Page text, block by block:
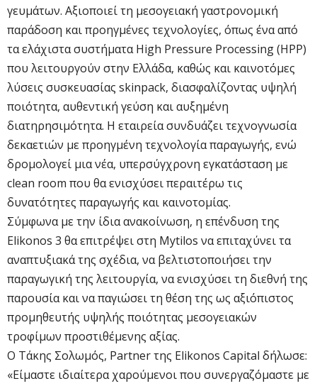
γευμάτων. Αξιοποιεί τη μεσογειακή γαστρονομική
παράδοση και προηγμένες τεχνολογίες, όπως ένα από
τα ελάχιστα συστήματα High Pressure Processing (HPP)
που λειτουργούν στην Ελλάδα, καθώς και καινοτόμες
λύσεις συσκευασίας skinpack, διασφαλίζοντας υψηλή
ποιότητα, αυθεντική γεύση και αυξημένη
διατηρησιμότητα. Η εταιρεία συνδυάζει τεχνογνωσία
δεκαετιών με προηγμένη τεχνολογία παραγωγής, ενώ
δρομολογεί μια νέα, υπερσύγχρονη εγκατάσταση με
clean room που θα ενισχύσει περαιτέρω τις
δυνατότητες παραγωγής και καινοτομίας.
Σύμφωνα με την ίδια ανακοίνωση, η επένδυση της
Elikonos 3 θα επιτρέψει στη Mytilos να επιταχύνει τα
αναπτυξιακά της σχέδια, να βελτιστοποιήσει την
παραγωγική της λειτουργία, να ενισχύσει τη διεθνή της
παρουσία και να παγιώσει τη θέση της ως αξιόπιστος
προμηθευτής υψηλής ποιότητας μεσογειακών
τροφίμων προστιθέμενης αξίας.
Ο Τάκης Σολωμός, Partner της Elikonos Capital δήλωσε:
«Είμαστε ιδιαίτερα χαρούμενοι που συνεργαζόμαστε με